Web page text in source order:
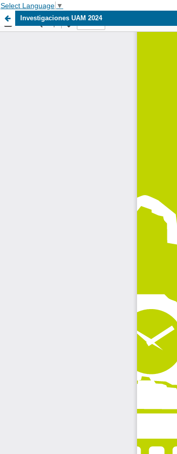
Select Language ▼
Investigaciones UAM 2024